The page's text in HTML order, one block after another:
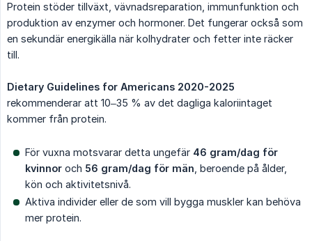
Protein stöder tillväxt, vävnadsreparation, immunfunktion och
produktion av enzymer och hormoner. Det fungerar också som
en sekundär energikälla när kolhydrater och fetter inte räcker
till.
Dietary Guidelines for Americans 2020-2025
rekommenderar att 10–35 % av det dagliga kaloriintaget
kommer från protein.
För vuxna motsvarar detta ungefär 46 gram/dag för
kvinnor och 56 gram/dag för män , beroende på ålder,
kön och aktivitetsnivå.
Aktiva individer eller de som vill bygga muskler kan behöva
mer protein.